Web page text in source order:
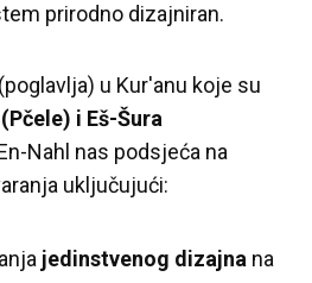
prirodno dizajniran.
u Kur'anu koje su
i Eš-Šura
Nahl nas podsjeća na
uključujući:
jedinstvenog dizajna na